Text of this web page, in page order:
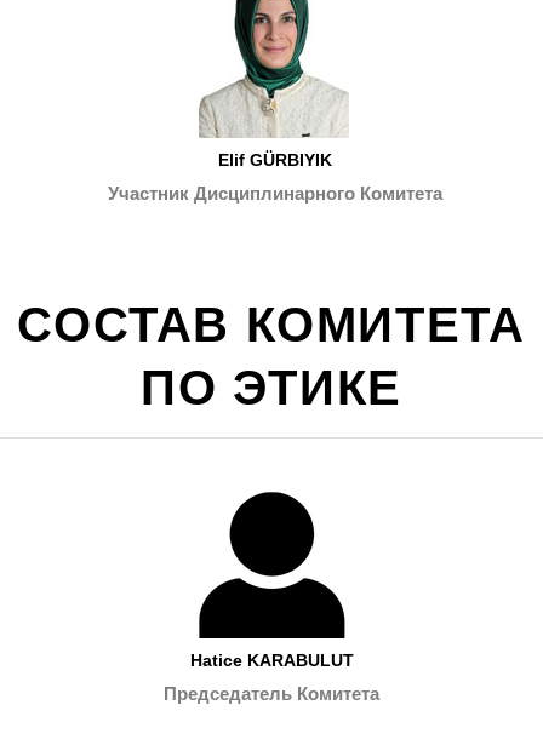
Elif GÜRBIYIK
Участник Дисциплинарного Комитета
СОСТАВ КОМИТЕТА
ПО ЭТИКЕ
Hatice KARABULUT
Председатель Комитета